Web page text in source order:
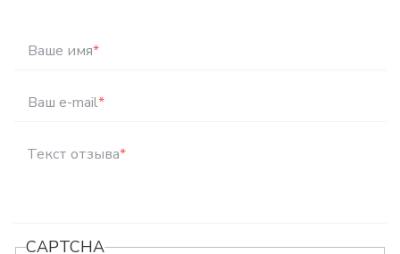
Ваше имя*
Ваш e-mail*
Текст отзыва*
CAPTCHA